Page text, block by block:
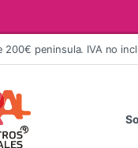
200€ peninsula. IVA no